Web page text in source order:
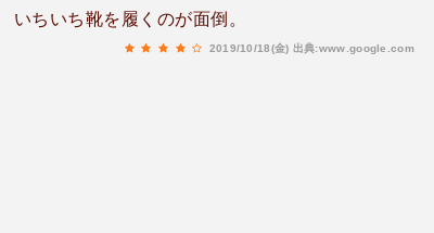
いちいち靴を履くのが面倒。
2019/10/18(金) 出典:www.google.com